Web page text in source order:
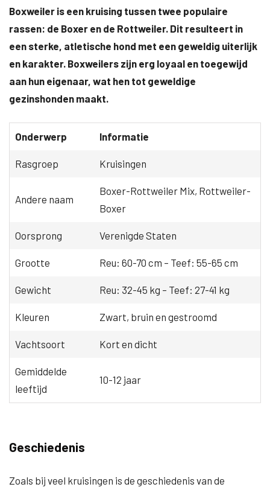
Boxweiler is een kruising tussen twee populaire
rassen: de Boxer en de Rottweiler. Dit resulteert in
een sterke, atletische hond met een geweldig uiterlijk
en karakter. Boxweilers zijn erg loyaal en toegewijd
aan hun eigenaar, wat hen tot geweldige
gezinshonden maakt.
Onderwerp Informatie
Rasgroep Kruisingen
Andere naam
Boxer-Rottweiler Mix, Rottweiler-
Boxer
Oorsprong Verenigde Staten
Grootte Reu: 60-70 cm – Teef: 55-65 cm
Gewicht Reu: 32-45 kg – Teef: 27-41 kg
Kleuren Zwart, bruin en gestroomd
Vachtsoort Kort en dicht
Gemiddelde
leeftijd
10-12 jaar
Geschiedenis
Zoals bij veel kruisingen is de geschiedenis van de